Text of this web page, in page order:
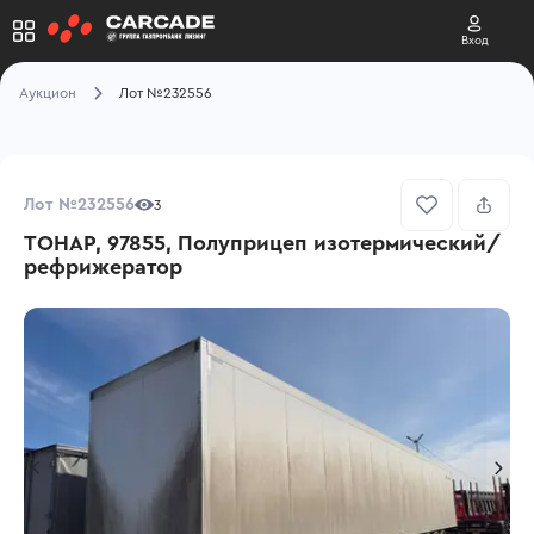
Вход
Аукцион Лот №232556
Лот №232556 3
ТОНАР, 97855, Полуприцеп изотермический/
рефрижератор